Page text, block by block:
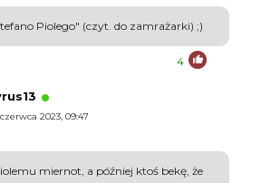
Piolego" (czyt. do zamrażarki) ;)
4
2023, 09:47
miernot, a później ktoś bekę, że